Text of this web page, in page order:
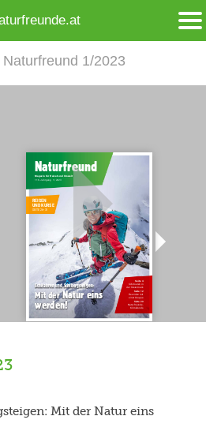
Naturfreund 1/2023
Mit der Natur eins